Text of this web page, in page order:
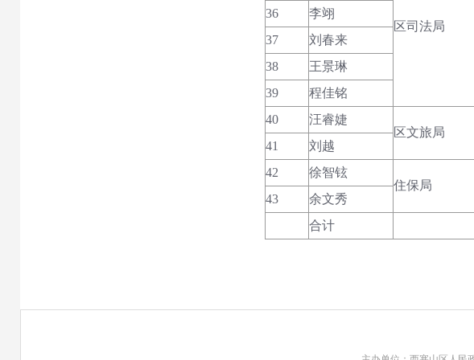
区司法局
36 李翊
37
刘春来
38
王景琳
39
程佳铭
40
汪睿婕
区文旅局
41
刘越
42
徐智铉
住保局
43
余文秀
合计